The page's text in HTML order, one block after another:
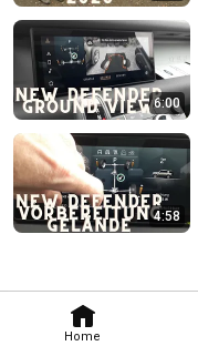
Home
6:00
4:58